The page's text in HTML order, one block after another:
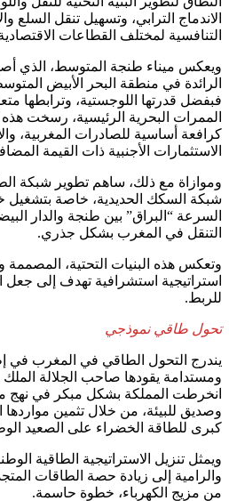
الاندماج الترابي، وتسهيل تنقل السلع
التنافسية لمختلف القطاعات
ويعكس ميناء طنجة المتوسط، الذي
الرائدة في منطقة البحر الأبيض
فبفضل قدرتها اللوجستية، وترابطها
الممرات البحرية الرئيسية، رسخت هذه
كرافعة أساسية للصادرات المغربية،
الاستثمارات الأجنبية ذات القيمة
وموازاة مع ذلك، ساهم تطوير شبكة
شبكة السكك الحديدية، خاصة بتشغيل
السرعة “البراق” بين طنجة والدار
التنقل في المغرب بشكل جذري.
وتعكس هذه البنيات التحتية، المصممة
استراتيجية استشرافية تهدف إلى جعل
للربط.
تحول طاقي نموذجي
يندرج التحول الطاقي في المغرب في
ومستدامة يقودها صاحب الجلالة
انخرطت المملكة بشكل مبكر في
وصديق للبيئة، من خلال تثمين مواردها
كبرى للطاقة الخضراء على الصعيد
من مزيج الكهرباء، خطوة حاسمة.